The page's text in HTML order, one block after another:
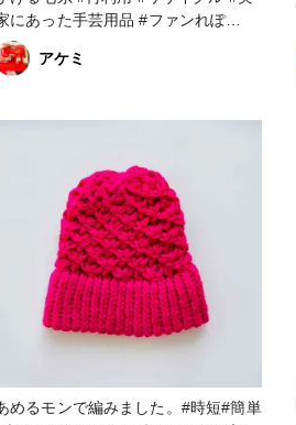
にあった手芸用品 #ファンれぽ
_Tokaiグループ
アケミ
めるモンで編みました。#時短#簡単